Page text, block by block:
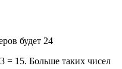
будет 24
15. Больше таких чисел